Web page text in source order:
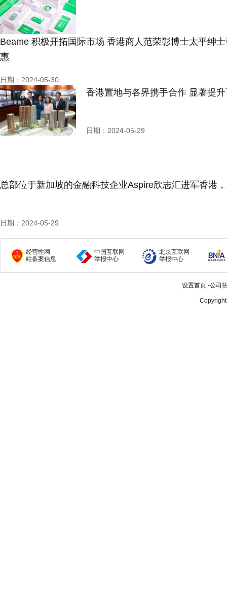
Beame 积极开拓国际市场 香港商人范荣彰博士太平绅
惠
日期：2024-05-30
香港置地与各界携手合作 显著提
日期：2024-05-29
总部位于新加坡的金融科技企业Aspire欣志汇进军香港
日期：2024-05-29
经营性网
站备案信息
中国互联网
举报中心
北京互联网
举报中心
设置首页-公司